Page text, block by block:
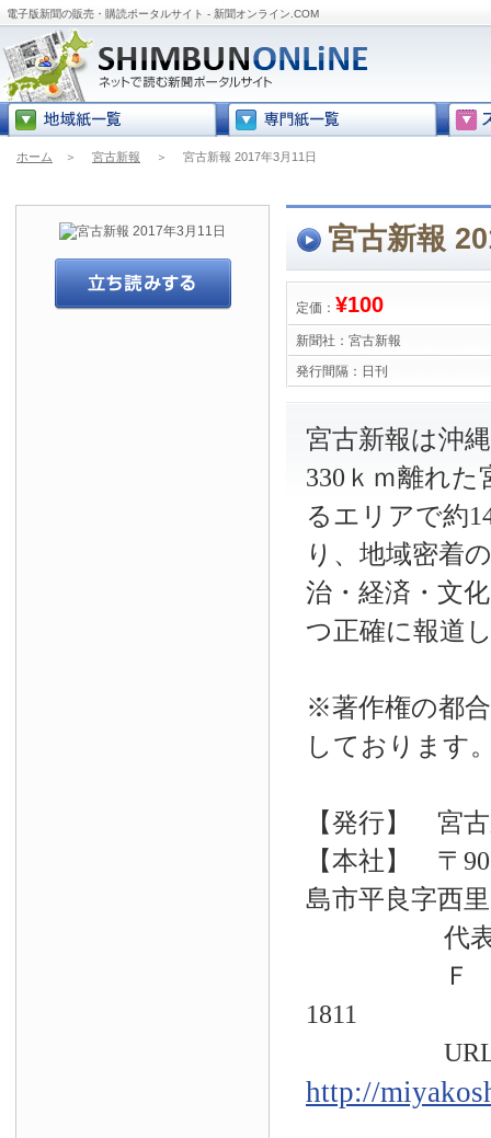
電子版新聞の販売・購読ポータルサイト - 新聞オンライン.COM
ホーム ＞ 宮古新報 ＞ 宮古新報 2017年3月11日
宮古新報
定価： ¥100
新聞社： 宮古新報
発行間隔： 日刊
宮古新報は沖
330ｋｍ離れ
るエリアで約
り、地域密着
治・経済・文
つ正確に報道
※著作権の都
しております
【発行】 宮
【本社】 〒
島市平良字西
代表電話
Ｆ Ａ
1811
URL
http://